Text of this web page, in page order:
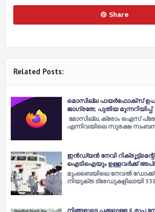
Share
Related Posts:
മൊസില്ല ഫയര്‍ഫോക്സ്
ജാഗ്രതേ; പുതിയ മുന്നറിയിപ്പ്
മോസില്ല, ക്രോം ഒഎസ്
എന്നിവയിലെ സുരക്ഷ
ഇൻഡ്യൻ നേവി
ഐടിഐയും ഉള്ളവർക്ക്
മുംബൈയിലെ നേവൽ
നിയുക്ത ട്രേഡുകളിലായി
നിങ്ങളുടെ പക്കലുള്ള 5 രൂപ